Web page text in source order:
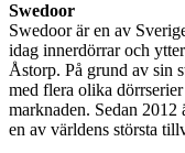
Swedoor
Swedoor är en av
idag innerdörrar och
Åstorp. På grund av sin
med flera olika
marknaden. Sedan
en av världens största